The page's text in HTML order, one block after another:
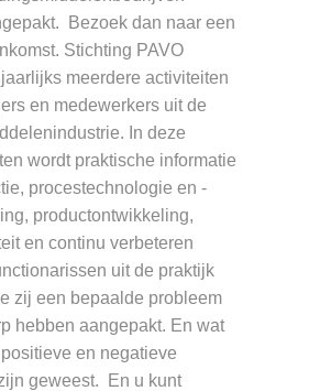
Bezoek dan naar een
Stichting PAVO
meerdere activiteiten
en medewerkers uit de
In deze
wordt praktische informatie
procestechnologie en -
productontwikkeling,
en continu verbeteren
uit de praktijk
zij een bepaalde probleem
hebben aangepakt. En wat
en negatieve
geweest. En u kunt